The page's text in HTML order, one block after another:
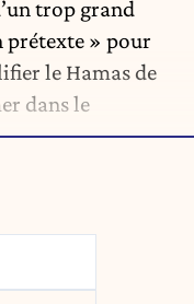
trop grand
prétexte » pour
le Hamas de
dans le